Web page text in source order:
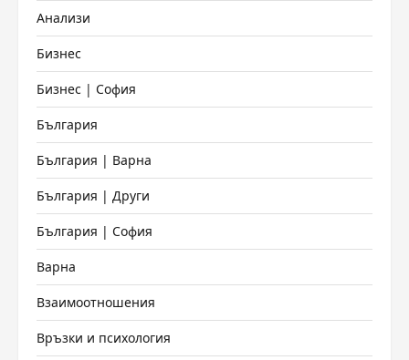
Анализи
Бизнес
Бизнес | София
България
България | Варна
България | Други
България | София
Варна
Взаимоотношения
Връзки и психология